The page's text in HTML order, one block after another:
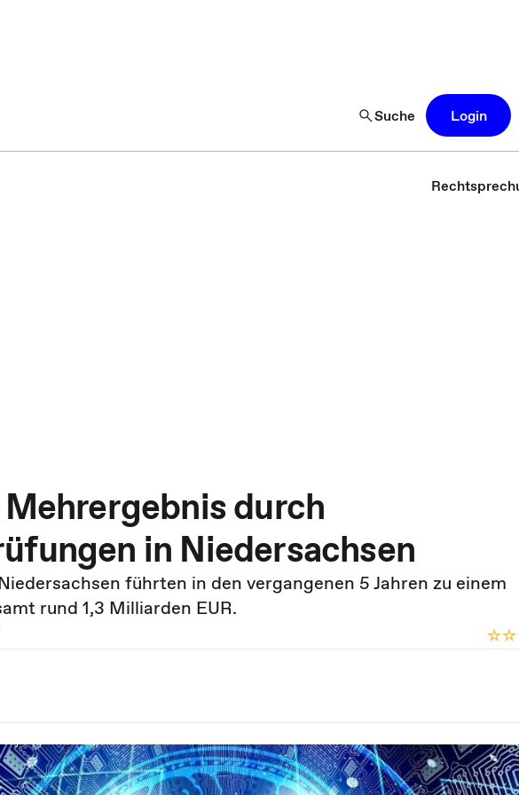
Suche Login
Mehrergebnis durch
in Niedersachsen
führten in den vergangenen 5 Jahren zu einem
rund 1,3 Milliarden EUR.